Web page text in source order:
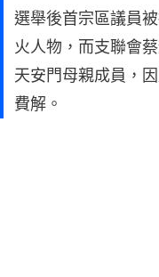
選舉後首宗區議員
火人物，而支聯會
天安門母親成員，
費解。